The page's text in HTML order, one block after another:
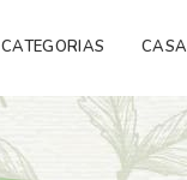
CATEGORIAS CASA